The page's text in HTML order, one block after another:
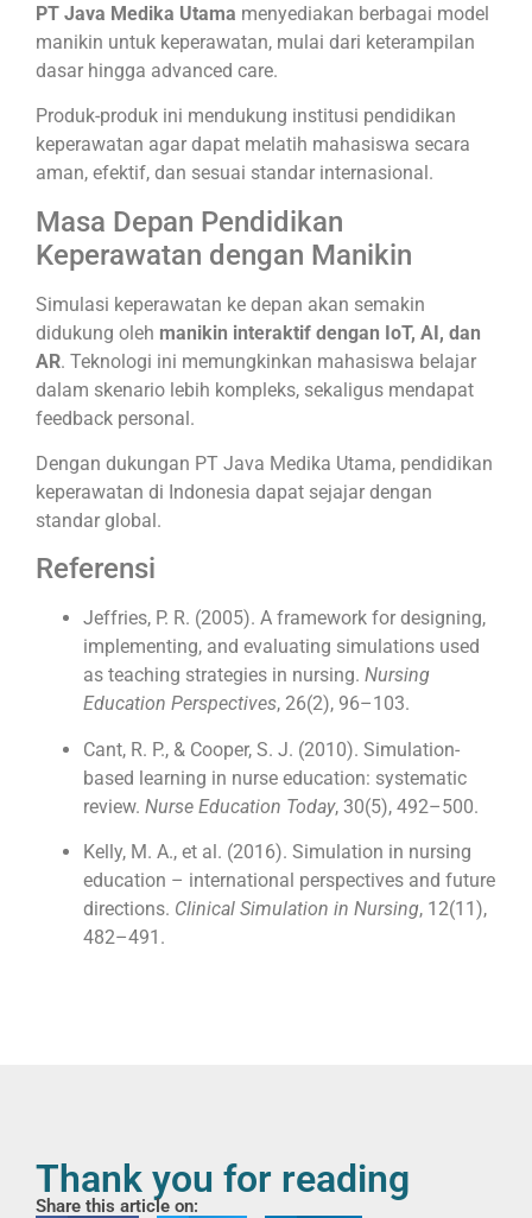
PT Java Medika Utama menyediakan berbagai model
manikin untuk keperawatan, mulai dari keterampilan
dasar hingga advanced care.
Produk-produk ini mendukung institusi pendidikan
keperawatan agar dapat melatih mahasiswa secara
aman, efektif, dan sesuai standar internasional.
Masa Depan Pendidikan
Keperawatan dengan Manikin
Simulasi keperawatan ke depan akan semakin
didukung oleh manikin interaktif dengan IoT, AI, dan
AR. Teknologi ini memungkinkan mahasiswa belajar
dalam skenario lebih kompleks, sekaligus mendapat
feedback personal.
Dengan dukungan PT Java Medika Utama, pendidikan
keperawatan di Indonesia dapat sejajar dengan
standar global.
Referensi
Jeffries, P. R. (2005). A framework for designing,
implementing, and evaluating simulations used
as teaching strategies in nursing. Nursing
Education Perspectives, 26(2), 96–103.
Cant, R. P., & Cooper, S. J. (2010). Simulation-
based learning in nurse education: systematic
review. Nurse Education Today, 30(5), 492–500.
Kelly, M. A., et al. (2016). Simulation in nursing
education – international perspectives and future
directions. Clinical Simulation in Nursing, 12(11),
482–491.
Thank you for reading
Share this article on: